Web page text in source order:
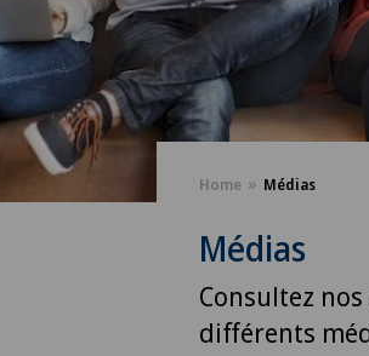
Home Médias
Médias
Consultez
différents